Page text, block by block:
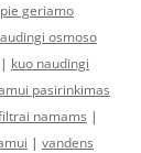
geriamo
osmoso
| kuo naudingi
pasirinkimas
namams |
| vandens